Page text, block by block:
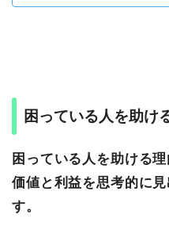
困っている人を助け
困っている人を助ける
価値と利益を思考的に
す。